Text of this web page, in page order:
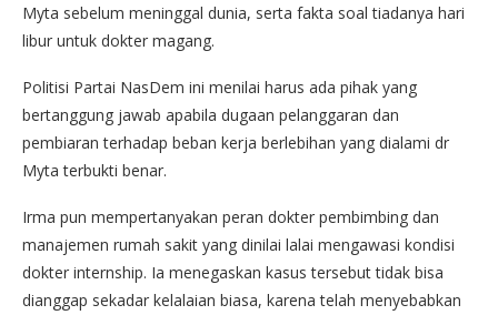
Myta sebelum meninggal dunia, serta fakta soal tiadanya hari
libur untuk dokter magang.
Politisi Partai NasDem ini menilai harus ada pihak yang
bertanggung jawab apabila dugaan pelanggaran dan
pembiaran terhadap beban kerja berlebihan yang dialami dr
Myta terbukti benar.
Irma pun mempertanyakan peran dokter pembimbing dan
manajemen rumah sakit yang dinilai lalai mengawasi kondisi
dokter internship. Ia menegaskan kasus tersebut tidak bisa
dianggap sekadar kelalaian biasa, karena telah menyebabkan